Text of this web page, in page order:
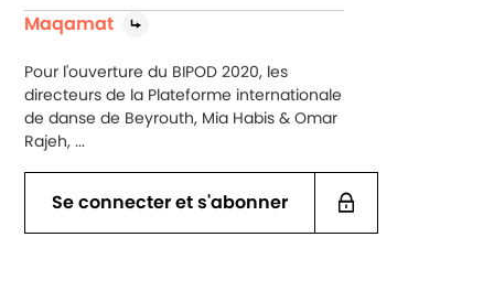
Maqamat
Pour l'ouverture du BIPOD 2020, les
directeurs de la Plateforme internationale
de danse de Beyrouth, Mia Habis & Omar
Rajeh, ...
Se connecter et s'abonner